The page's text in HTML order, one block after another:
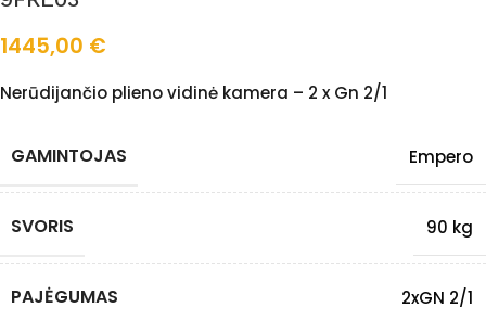
1445,00 €
Nerūdijančio plieno vidinė kamera – 2 x Gn 2/1
GAMINTOJAS Empero
SVORIS 90 kg
PAJĖGUMAS 2xGN 2/1